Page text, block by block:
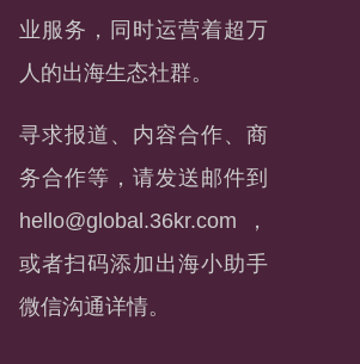
业服务，同时运营着超万
人的出海生态社群。
寻求报道、内容合作、商
务合作等，请发送邮件到
hello@global.36kr.com ，
或者扫码添加出海小助手
微信沟通详情。